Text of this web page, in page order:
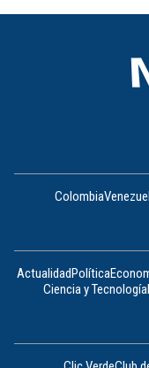
8
Colombia
ActualidadPolítica
Ciencia y Tecnología